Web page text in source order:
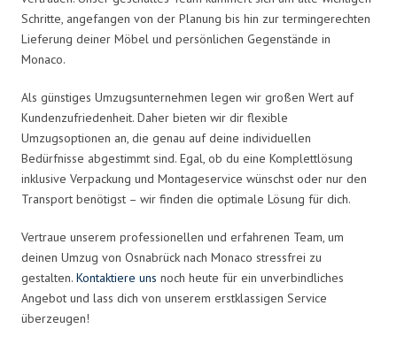
Schritte, angefangen von der Planung bis hin zur termingerechten
Lieferung deiner Möbel und persönlichen Gegenstände in
Monaco.
Als günstiges Umzugsunternehmen legen wir großen Wert auf
Kundenzufriedenheit. Daher bieten wir dir flexible
Umzugsoptionen an, die genau auf deine individuellen
Bedürfnisse abgestimmt sind. Egal, ob du eine Komplettlösung
inklusive Verpackung und Montageservice wünschst oder nur den
Transport benötigst – wir finden die optimale Lösung für dich.
Vertraue unserem professionellen und erfahrenen Team, um
deinen Umzug von Osnabrück nach Monaco stressfrei zu
gestalten. Kontaktiere uns noch heute für ein unverbindliches
Angebot und lass dich von unserem erstklassigen Service
überzeugen!